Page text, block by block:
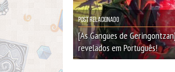
Post Relacionado
[As Gangues de
revelados em Português!